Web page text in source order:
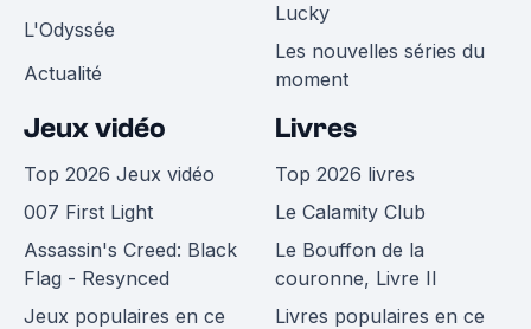
L'Odyssée
Actualité
Lucky
Les nouvelles séries du
moment
Jeux vidéo
Top 2026 Jeux vidéo
007 First Light
Assassin's Creed: Black
Flag - Resynced
Jeux populaires en ce
Livres
Top 2026 livres
Le Calamity Club
Le Bouffon de la
couronne, Livre II
Livres populaires en ce